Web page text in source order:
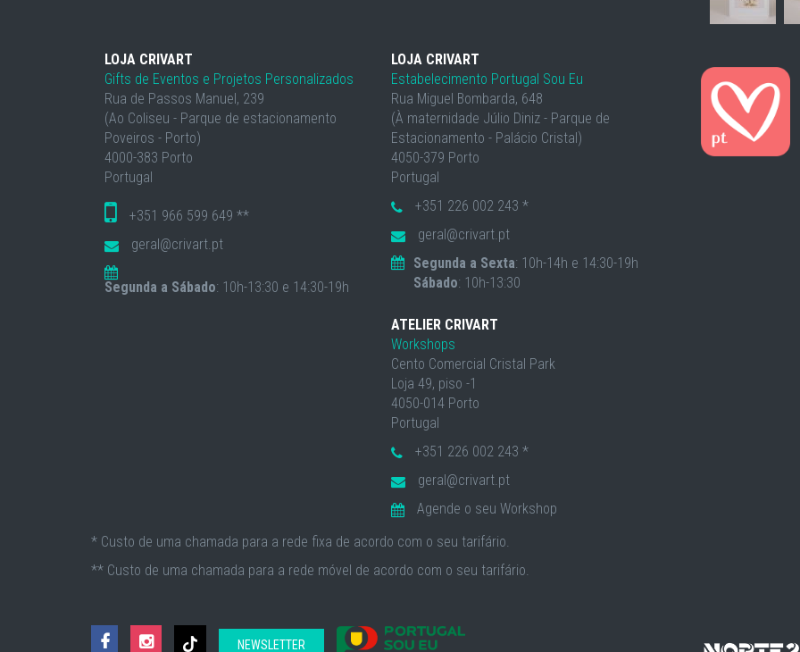
LOJA CRIVART
Gifts de Eventos e Projetos Personalizados
Rua de Passos Manuel, 239
(Ao Coliseu - Parque de estacionamento
Poveiros - Porto)
4000-383 Porto
Portugal
+351 966 599 649 **
geral@crivart.pt
Segunda a Sábado: 10h-13:30 e 14:30-19h
LOJA CRIVART
Estabelecimento Portugal Sou Eu
Rua Miguel Bombarda, 648
(À maternidade Júlio Diniz - Parque de
Estacionamento - Palácio Cristal)
4050-379 Porto
Portugal
+351 226 002 243 *
geral@crivart.pt
Segunda a Sexta: 10h-14h e 14:30-19h
Sábado: 10h-13:30
ATELIER CRIVART
Workshops
Cento Comercial Cristal Park
Loja 49, piso -1
4050-014 Porto
Portugal
+351 226 002 243 *
geral@crivart.pt
Agende o seu Workshop
* Custo de uma chamada para a rede fixa de acordo com o seu tarifário.
** Custo de uma chamada para a rede móvel de acordo com o seu tarifário.
NEWSLETTER